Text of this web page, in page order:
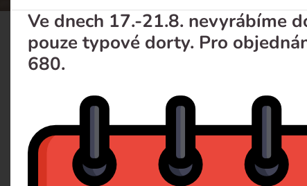
Svatebni 19
Popis Dotaz
Ve dnech 17.-21.8. nevyrábíme
pouze typové dorty. Pro
680.